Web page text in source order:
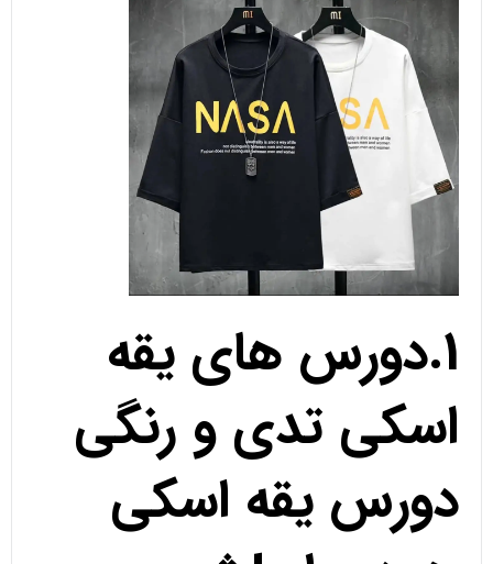
1.دورس های یقه
اسکی تدی و رنگی
دورس یقه اسکی